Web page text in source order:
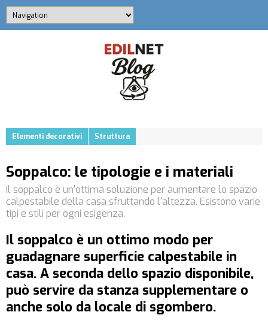
Elementi decorativi Struttura
Soppalco: le tipologie e i materiali
Il soppalco è un'ottima soluzione per aumentare lo spazio
calpestabile della casa sfruttando l'altezza. Esistono varie
tipi e stili per ogni esigenza.
Il soppalco è un ottimo modo per
guadagnare superficie calpestabile in
casa. A seconda dello spazio disponibile,
può servire da stanza supplementare o
anche solo da locale di sgombero.